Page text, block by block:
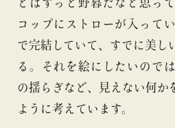
コップにストローが入って
で完結していて、すでに美し
る。それを絵にしたいので
の揺らぎなど、見えない何か
ように考えています。